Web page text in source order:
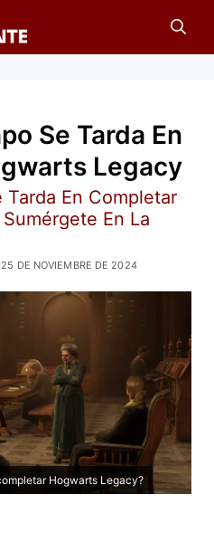
Se Tarda En
Legacy
En Completar
En La
25 DE NOVIEMBRE DE 2024
Hogwarts Legacy?